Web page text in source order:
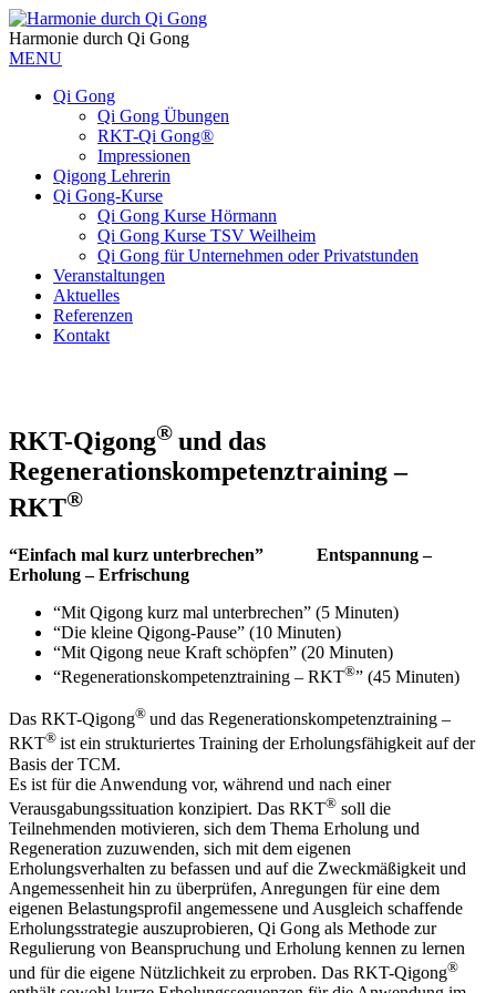
Harmonie durch Qi Gong
MENU
Qi Gong
Qi Gong Übungen
RKT-Qi Gong®
Impressionen
Qigong Lehrerin
Qi Gong-Kurse
Qi Gong Kurse Hörmann
Qi Gong Kurse TSV Weilheim
Qi Gong für Unternehmen oder Privatstunden
Veranstaltungen
Aktuelles
Referenzen
Kontakt
RKT-Qigong® und das
Regenerationskompetenztraining –
RKT®
“Einfach mal kurz unterbrechen” Entspannung –
Erholung – Erfrischung
“Mit Qigong kurz mal unterbrechen” (5 Minuten)
“Die kleine Qigong-Pause” (10 Minuten)
“Mit Qigong neue Kraft schöpfen” (20 Minuten)
“Regenerationskompetenztraining – RKT®” (45 Minuten)
Das RKT-Qigong® und das Regenerationskompetenztraining –
RKT® ist ein strukturiertes Training der Erholungsfähigkeit auf der
Basis der TCM.
Es ist für die Anwendung vor, während und nach einer
Verausgabungssituation konzipiert. Das RKT® soll die
Teilnehmenden motivieren, sich dem Thema Erholung und
Regeneration zuzuwenden, sich mit dem eigenen
Erholungsverhalten zu befassen und auf die Zweckmäßigkeit und
Angemessenheit hin zu überprüfen, Anregungen für eine dem
eigenen Belastungsprofil angemessene und Ausgleich schaffende
Erholungsstrategie auszuprobieren, Qi Gong als Methode zur
Regulierung von Beanspruchung und Erholung kennen zu lernen
und für die eigene Nützlichkeit zu erproben. Das RKT-Qigong®